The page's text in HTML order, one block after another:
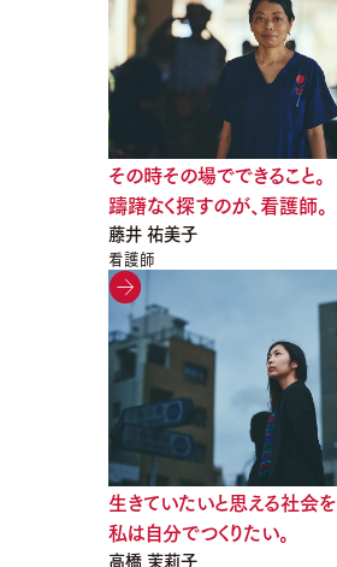
その時その場でできること。
躊躇なく探すのが、看護師。
藤井 祐美子
看護師
生きていたいと思える社会を、
私は自分でつくりたい。
高橋 茉莉子